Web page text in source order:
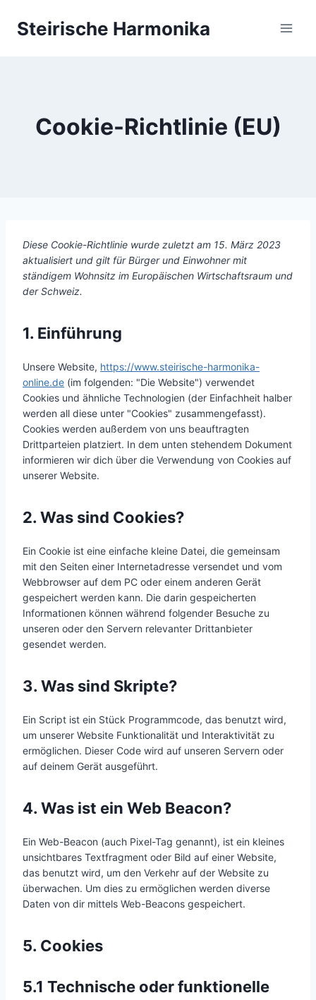
InhaltSteirische Harmonika
Cookie-Richtlinie (EU)
Diese Cookie-Richtlinie wurde zuletzt am 15. März 2023
aktualisiert und gilt für Bürger und Einwohner mit
ständigem Wohnsitz im Europäischen Wirtschaftsraum und
der Schweiz.
1. Einführung
Unsere Website, https://www.steirische-harmonika-
online.de (im folgenden: "Die Website") verwendet
Cookies und ähnliche Technologien (der Einfachheit halber
werden all diese unter "Cookies" zusammengefasst).
Cookies werden außerdem von uns beauftragten
Drittparteien platziert. In dem unten stehendem Dokument
informieren wir dich über die Verwendung von Cookies auf
unserer Website.
2. Was sind Cookies?
Ein Cookie ist eine einfache kleine Datei, die gemeinsam
mit den Seiten einer Internetadresse versendet und vom
Webbrowser auf dem PC oder einem anderen Gerät
gespeichert werden kann. Die darin gespeicherten
Informationen können während folgender Besuche zu
unseren oder den Servern relevanter Drittanbieter
gesendet werden.
3. Was sind Skripte?
Ein Script ist ein Stück Programmcode, das benutzt wird,
um unserer Website Funktionalität und Interaktivität zu
ermöglichen. Dieser Code wird auf unseren Servern oder
auf deinem Gerät ausgeführt.
4. Was ist ein Web Beacon?
Ein Web-Beacon (auch Pixel-Tag genannt), ist ein kleines
unsichtbares Textfragment oder Bild auf einer Website,
das benutzt wird, um den Verkehr auf der Website zu
überwachen. Um dies zu ermöglichen werden diverse
Daten von dir mittels Web-Beacons gespeichert.
5. Cookies
5.1 Technische oder funktionelle